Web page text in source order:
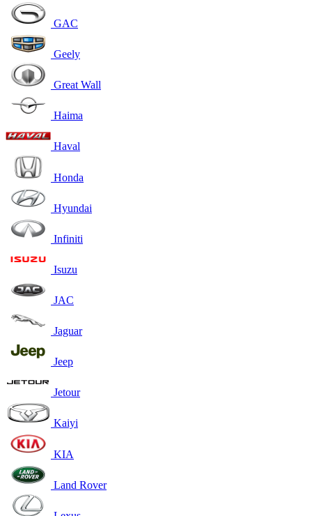
GAC
Geely
Great Wall
Haima
Haval
Honda
Hyundai
Infiniti
Isuzu
JAC
Jaguar
Jeep
Jetour
Kaiyi
KIA
Land Rover